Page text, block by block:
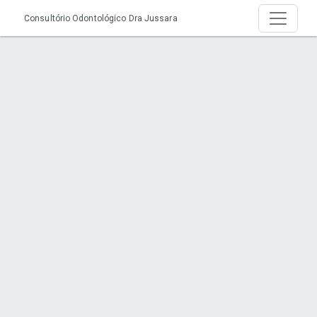
Consultório Odontológico Dra Jussara